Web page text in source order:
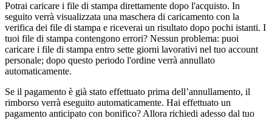
Potrai caricare i file di stampa direttamente dopo l'acquisto. In
seguito verrà visualizzata una maschera di caricamento con la
verifica dei file di stampa e riceverai un risultato dopo pochi istanti. I
tuoi file di stampa contengono errori? Nessun problema: puoi
caricare i file di stampa entro sette giorni lavorativi nel tuo account
personale; dopo questo periodo l'ordine verrà annullato
automaticamente.
Se il pagamento è già stato effettuato prima dell’annullamento, il
rimborso verrà eseguito automaticamente. Hai effettuato un
pagamento anticipato con bonifico? Allora richiedi adesso dal tuo